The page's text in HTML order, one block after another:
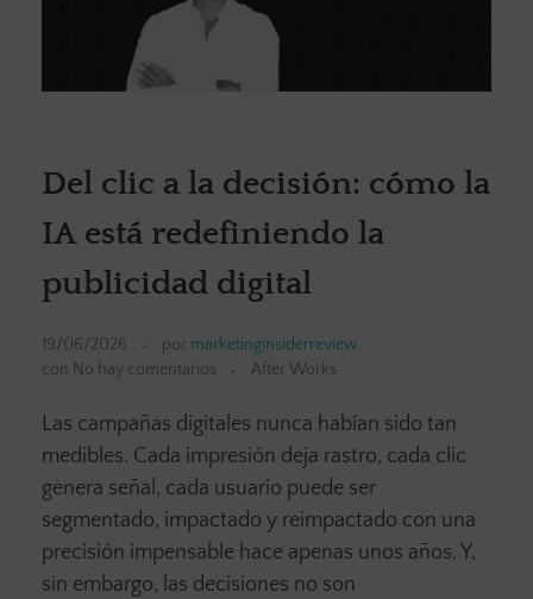
Del clic a la decisión: cómo la
IA está redefiniendo la
publicidad digital
19/06/2026 por marketinginsiderreview
con No hay comentarios After Works
Las campañas digitales nunca habían sido tan
medibles. Cada impresión deja rastro, cada clic
genera señal, cada usuario puede ser
segmentado, impactado y reimpactado con una
precisión impensable hace apenas unos años. Y,
sin embargo, las decisiones no son